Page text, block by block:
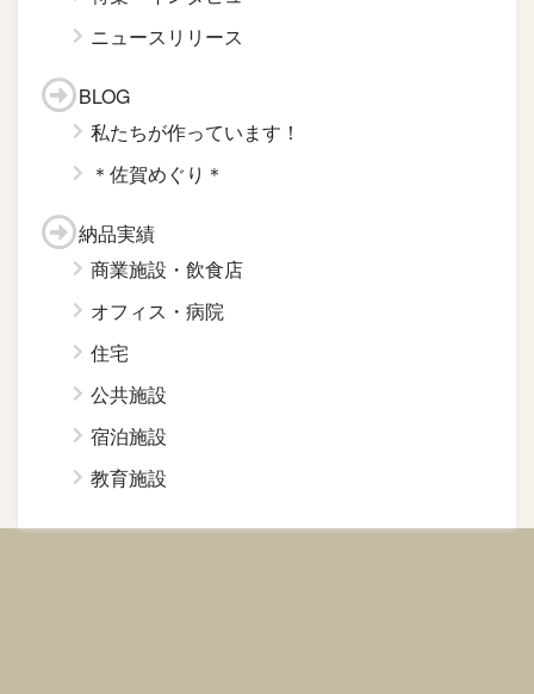
ニュースリリース
BLOG
私たちが作っています！
＊佐賀めぐり＊
納品実績
商業施設・飲食店
オフィス・病院
住宅
公共施設
宿泊施設
教育施設